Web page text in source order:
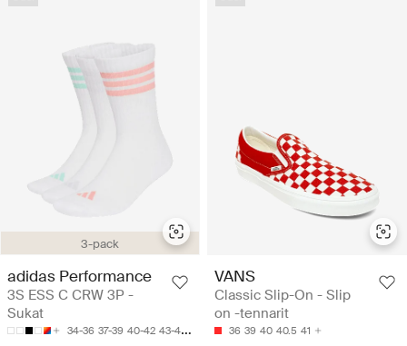
3-pack
adidas Performance
3S ESS C CRW 3P -
Sukat
34-36 37-39 40-42 43-45 46-48
VANS
Classic Slip-On - Slip
on -tennarit
36 39 40 40.5 41